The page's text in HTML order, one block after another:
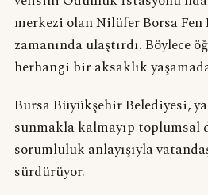
merkezi olan Nilüfer Borsa Fen
zamanında ulaştırdı. Böylece
herhangi bir aksaklık
Bursa Büyükşehir Belediyesi,
sunmakla kalmayıp toplumsal
sorumluluk anlayışıyla
sürdürüyor.